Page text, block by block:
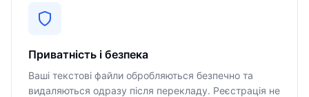
Приватність і безпека
Ваші текстові файли обробляються безпечно та
видаляються одразу після перекладу. Реєстрація не